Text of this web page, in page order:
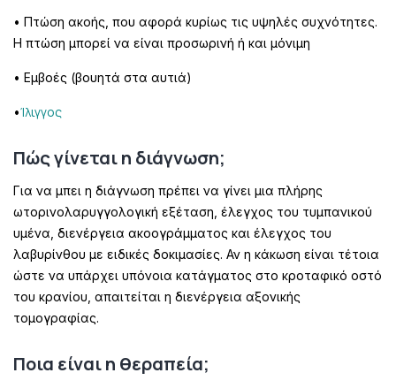
• Πτώση ακοής, που αφορά κυρίως τις υψηλές συχνότητες.
Η πτώση μπορεί να είναι προσωρινή ή και μόνιμη
• Εμβοές (βουητά στα αυτιά)
•Ίλιγγος
Πώς γίνεται η διάγνωση;
Για να μπει η διάγνωση πρέπει να γίνει μια πλήρης
ωτορινολαρυγγολογική εξέταση, έλεγχος του τυμπανικού
υμένα, διενέργεια ακοογράμματος και έλεγχος του
λαβυρίνθου με ειδικές δοκιμασίες. Αν η κάκωση είναι τέτοια
ώστε να υπάρχει υπόνοια κατάγματος στο κροταφικό οστό
του κρανίου, απαιτείται η διενέργεια αξονικής
τομογραφίας.
Ποια είναι η θεραπεία;